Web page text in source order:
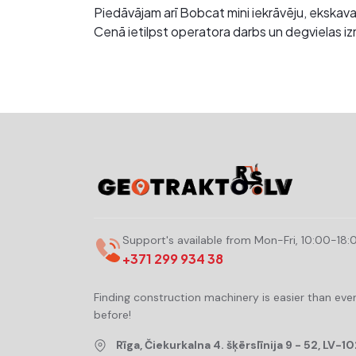
Piedāvājam arī Bobcat mini iekrāvēju,
Cenā ietilpst operatora darbs un degvielas
Support's available from Mon-Fri, 10:00-
+371 299 934 38
Finding construction machinery is easier than ever
before!
Rīga, Čiekurkalna 4. šķērslīnija 9 - 52, LV-